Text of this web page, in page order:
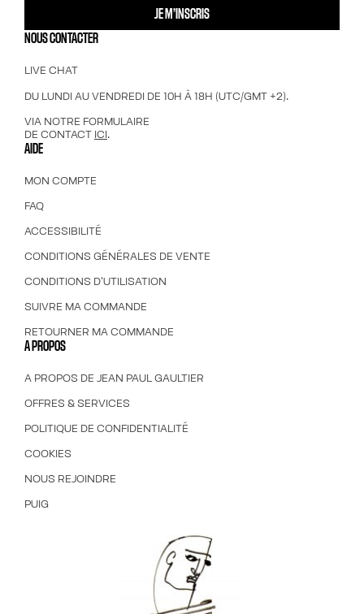
JE M’INSCRIS
NOUS CONTACTER
LIVE CHAT
DU LUNDI AU VENDREDI DE 10H À 18H (UTC/GMT +2).
VIA NOTRE FORMULAIRE
DE CONTACT ICI.
AIDE
MON COMPTE
FAQ
ACCESSIBILITÉ
CONDITIONS GÉNÉRALES DE VENTE
CONDITIONS D'UTILISATION
SUIVRE MA COMMANDE
RETOURNER MA COMMANDE
A PROPOS
A PROPOS DE JEAN PAUL GAULTIER
OFFRES & SERVICES
POLITIQUE DE CONFIDENTIALITÉ
COOKIES
NOUS REJOINDRE
PUIG